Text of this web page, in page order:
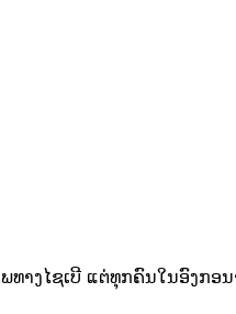
ງໄຊເບີ ແຕ່ທຸກຄົນໃນອົງກອນ